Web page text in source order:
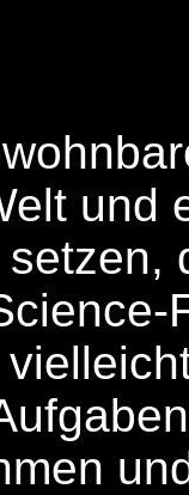
und